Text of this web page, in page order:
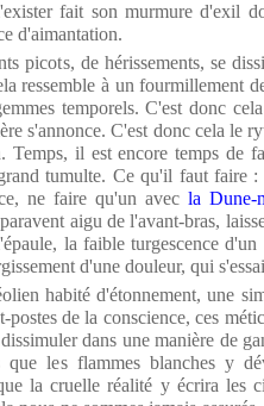
fait son murmure d'exil
d'aimantation.
picots, de hérissements, se
ressemble à un fourmillement
temporels. C'est donc
s'annonce. C'est donc cela le
Temps, il est encore temps de
tumulte. Ce qu'il faut faire :
ne faire qu'un avec la Dune-
aigu de l'avant-bras,
la faible turgescence
d'une douleur, qui
habité d'étonnement, une
de la conscience, ces
dans une manière de
les flammes blanches y
la cruelle réalité y écrira les